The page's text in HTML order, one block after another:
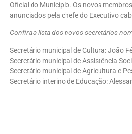
Oficial do Município. Os novos
anunciados pela chefe do Executivo
Confira a lista dos novos secretários
Secretário municipal de Cultura: João
Secretário municipal de Assistência
Secretário municipal de Agricultura e
Secretário interino de Educação: